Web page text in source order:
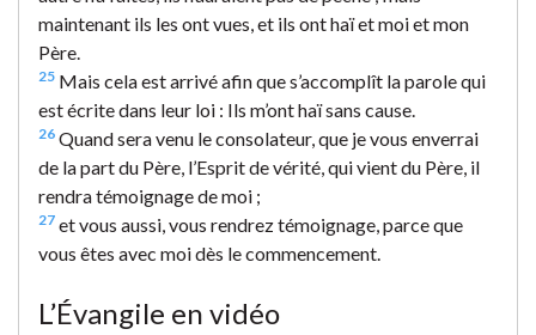
maintenant ils les ont vues, et ils ont haï et moi et mon
Père.
25 Mais cela est arrivé afin que s’accomplît la parole qui
est écrite dans leur loi : Ils m’ont haï sans cause.
26 Quand sera venu le consolateur, que je vous enverrai
de la part du Père, l’Esprit de vérité, qui vient du Père, il
rendra témoignage de moi ;
27 et vous aussi, vous rendrez témoignage, parce que
vous êtes avec moi dès le commencement.
L’Évangile en vidéo